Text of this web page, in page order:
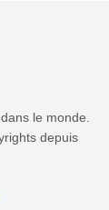
le monde.
depuis